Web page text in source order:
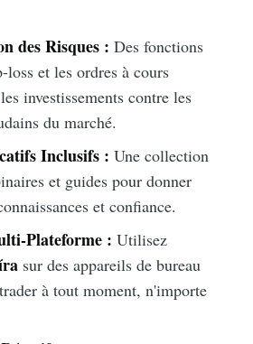
des Risques : Des fonctions
loss et les ordres à cours
investissements contre les
du marché.
Inclusifs : Une collection
et guides pour donner
et confiance.
Plateforme : Utilisez
sur des appareils de bureau
à tout moment, n'importe